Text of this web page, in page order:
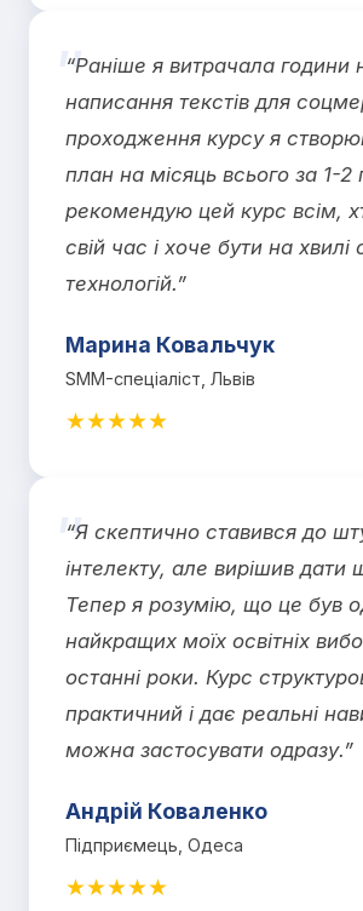
“Раніше я витрачала години
написання текстів для
проходження курсу я
план на місяць всього за 1-2
рекомендую цей курс всім,
свій час і хоче бути на хвилі
технологій.”
Марина Ковальчук
SMM-спеціаліст, Львів
★★★★★
“Я скептично ставився до
інтелекту, але вирішив дати
Тепер я розумію, що це був
найкращих моїх освітніх
останні роки. Курс
практичний і дає реальні
можна застосувати одразу.”
Андрій Коваленко
Підприємець, Одеса
★★★★★